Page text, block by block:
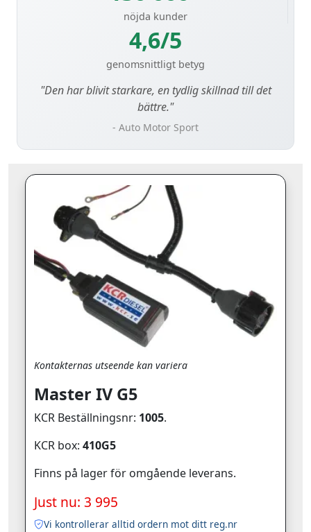
nöjda kunder
4,6/5
genomsnittligt betyg
"Den har blivit starkare, en tydlig skillnad till det
bättre."
- Auto Motor Sport
Kontakternas utseende kan variera
Master IV G5
KCR Beställningsnr: 1005.
KCR box: 410G5
Finns på lager för omgående leverans.
Just nu: 3 995
Vi kontrollerar alltid ordern mot ditt reg.nr